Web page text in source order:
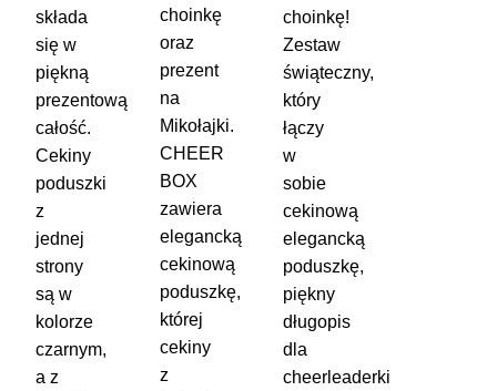
składa
się w
piękną
prezentową
całość.
Cekiny
poduszki
z
jednej
strony
są w
kolorze
czarnym,
a z
choinkę
oraz
prezent
na
Mikołajki.
CHEER
BOX
zawiera
elegancką
cekinową
poduszkę,
której
cekiny
z
choinkę!
Zestaw
świąteczny,
który
łączy
w
sobie
cekinową
elegancką
poduszkę,
piękny
długopis
dla
cheerleaderki